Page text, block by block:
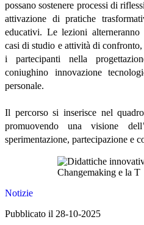
possano sostenere processi di
attivazione di pratiche
educativi. Le lezioni
casi di studio e attività di
i partecipanti nella
coniughino innovazione
personale.
Il percorso si inserisce nel
promuovendo una visione
sperimentazione, partecipazione e
Notizie
Pubblicato il 28-10-2025